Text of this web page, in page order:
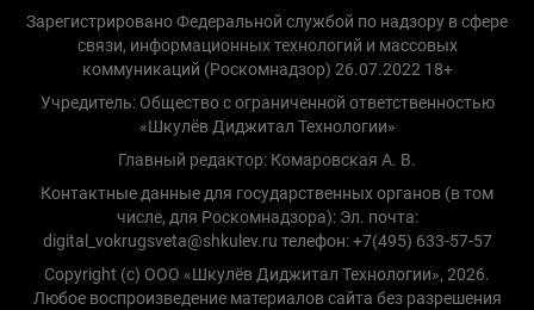
Зарегистрировано Федеральной службой по надзору в сфере
связи, информационных технологий и массовых
коммуникаций (Роскомнадзор) 26.07.2022 18+
Учредитель: Общество с ограниченной ответственностью
«Шкулёв Диджитал Технологии»
Главный редактор: Комаровская А. В.
Контактные данные для государственных органов (в том
числе, для Роскомнадзора): Эл. почта:
digital_vokrugsveta@shkulev.ru телефон: +7(495) 633-57-57
Copyright (с) ООО «Шкулёв Диджитал Технологии», 2026.
Любое воспроизведение материалов сайта без разрешения